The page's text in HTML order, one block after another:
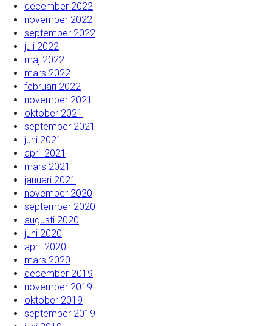
december 2022
november 2022
september 2022
juli 2022
maj 2022
mars 2022
februari 2022
november 2021
oktober 2021
september 2021
juni 2021
april 2021
mars 2021
januari 2021
november 2020
september 2020
augusti 2020
juni 2020
april 2020
mars 2020
december 2019
november 2019
oktober 2019
september 2019